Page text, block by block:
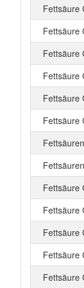
Fettsäure
Fettsäure
Fettsäure
Fettsäure
Fettsäure
Fettsäure
Fettsäure
Fettsäure
Fettsäure
Fettsäure
Fettsäure